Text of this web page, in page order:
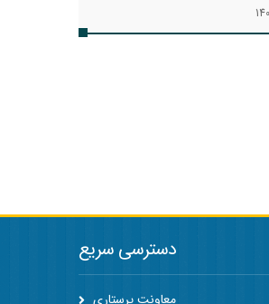
دسترسی سریع
معاونت پرستاری